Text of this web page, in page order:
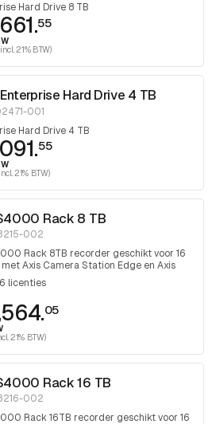
Hard Drive 8 TB
55
21% BTW)
Hard Drive 4 TB
001
Hard Drive 4 TB
55
21% BTW)
Rack 8 TB
002
Rack 8TB recorder geschikt voor 16
met Axis Camera Station Edge en Axis
software.
licenties
05
21% BTW)
Rack 16 TB
002
Rack 16TB recorder geschikt voor 16